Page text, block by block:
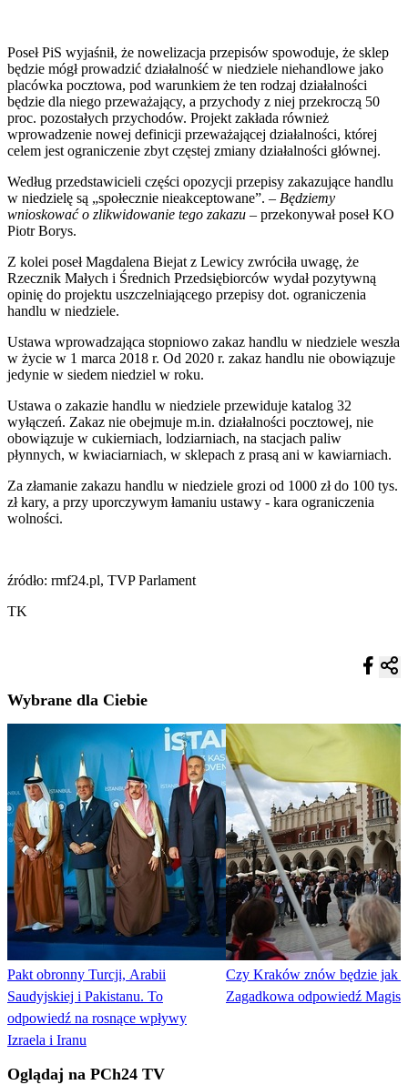
Poseł PiS wyjaśnił, że nowelizacja przepisów spowoduje, że sklep
będzie mógł prowadzić działalność w niedziele niehandlowe jako
placówka pocztowa, pod warunkiem że ten rodzaj działalności
będzie dla niego przeważający, a przychody z niej przekroczą 50
proc. pozostałych przychodów. Projekt zakłada również
wprowadzenie nowej definicji przeważającej działalności, której
celem jest ograniczenie zbyt częstej zmiany działalności głównej.
Według przedstawicieli części opozycji przepisy zakazujące handlu
w niedzielę są „społecznie nieakceptowane”. – Będziemy
wnioskować o zlikwidowanie tego zakazu – przekonywał poseł KO
Piotr Borys.
Z kolei poseł Magdalena Biejat z Lewicy zwróciła uwagę, że
Rzecznik Małych i Średnich Przedsiębiorców wydał pozytywną
opinię do projektu uszczelniającego przepisy dot. ograniczenia
handlu w niedziele.
Ustawa wprowadzająca stopniowo zakaz handlu w niedziele weszła
w życie w 1 marca 2018 r. Od 2020 r. zakaz handlu nie obowiązuje
jedynie w siedem niedziel w roku.
Ustawa o zakazie handlu w niedziele przewiduje katalog 32
wyłączeń. Zakaz nie obejmuje m.in. działalności pocztowej, nie
obowiązuje w cukierniach, lodziarniach, na stacjach paliw
płynnych, w kwiaciarniach, w sklepach z prasą ani w kawiarniach.
Za złamanie zakazu handlu w niedziele grozi od 1000 zł do 100 tys.
zł kary, a przy uporczywym łamaniu ustawy - kara ograniczenia
wolności.
źródło: rmf24.pl, TVP Parlament
TK
Wybrane dla Ciebie
Pakt obronny Turcji, Arabii
Saudyjskiej i Pakistanu. To
odpowiedź na rosnące wpływy
Izraela i Iranu
Czy Kraków znów będzie jak
Zagadkowa odpowiedź
Oglądaj na PCh24 TV